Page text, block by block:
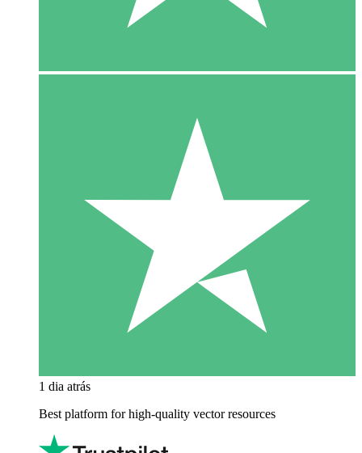
1 dia atrás
Best platform for high-quality vector resources